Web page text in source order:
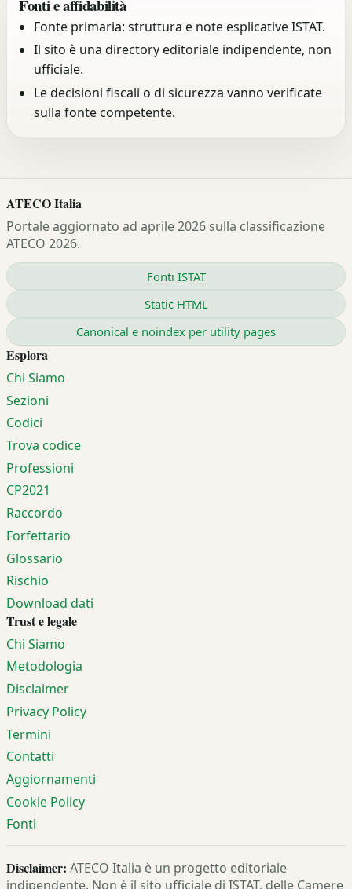
Fonti e affidabilità
Fonte primaria: struttura e note esplicative ISTAT.
Il sito è una directory editoriale indipendente, non
ufficiale.
Le decisioni fiscali o di sicurezza vanno verificate
sulla fonte competente.
ATECO Italia
Portale aggiornato ad aprile 2026 sulla classificazione
ATECO 2026.
Fonti ISTAT
Static HTML
Canonical e noindex per utility pages
Esplora
Chi Siamo
Sezioni
Codici
Trova codice
Professioni
CP2021
Raccordo
Forfettario
Glossario
Rischio
Download dati
Trust e legale
Chi Siamo
Metodologia
Disclaimer
Privacy Policy
Termini
Contatti
Aggiornamenti
Cookie Policy
Fonti
Disclaimer: ATECO Italia è un progetto editoriale
indipendente. Non è il sito ufficiale di ISTAT, delle Camere